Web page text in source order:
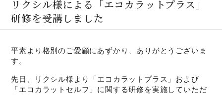
リクシル様による「エコカラットプラス」
研修を受講しました
平素より格別のご愛顧にあずかり、ありがとうございま
す。
先日、リクシル様より「エコカラットプラス」および
「エコカラットセルフ」に関する研修を実施していただ